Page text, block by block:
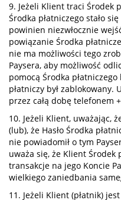
9. Jeżeli Klient traci Środek
Środka płatniczego stało
powinien niezwłocznie
powiązanie Środka
nie ma możliwości tego
Paysera, aby możliwość
pomocą Środka
płatniczy był
przez całą dobę telefonem
10. Jeżeli Klient, uważając,
(lub), że Hasło Środka
nie powiadomił o tym
uważa się, że Klient Środek
transakcje na jego Koncie
wielkiego zaniedbania
11. Jeżeli Klient (płatnik)